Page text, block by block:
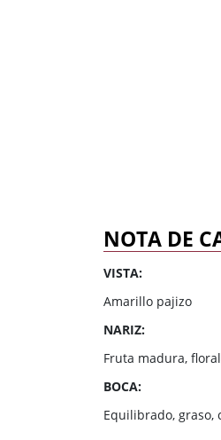
NOTA DE
VISTA:
Amarillo pajizo
NARIZ:
Fruta madura,
BOCA:
Equilibrado, graso,